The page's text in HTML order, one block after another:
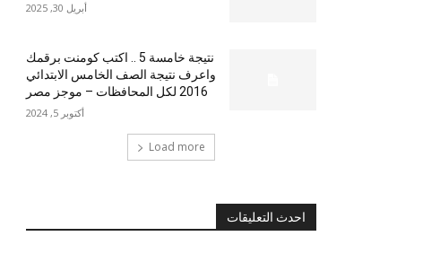
أبريل 30, 2025
نتيجة خامسة 5 .. اكتب كومنت برقمك
واعرف نتيجة الصف الخامس الابتدائي
2016 لكل المحافظات – موجز مصر
أكتوبر 5, 2024
Load more
احدث التعليقات